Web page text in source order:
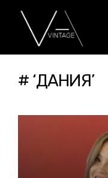
# ‘ДАНИЯ’